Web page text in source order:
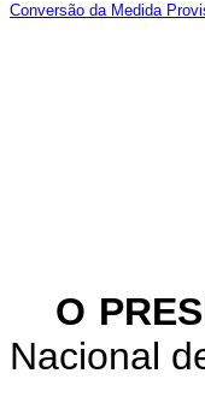
Conversão da Medida
O
Nacional